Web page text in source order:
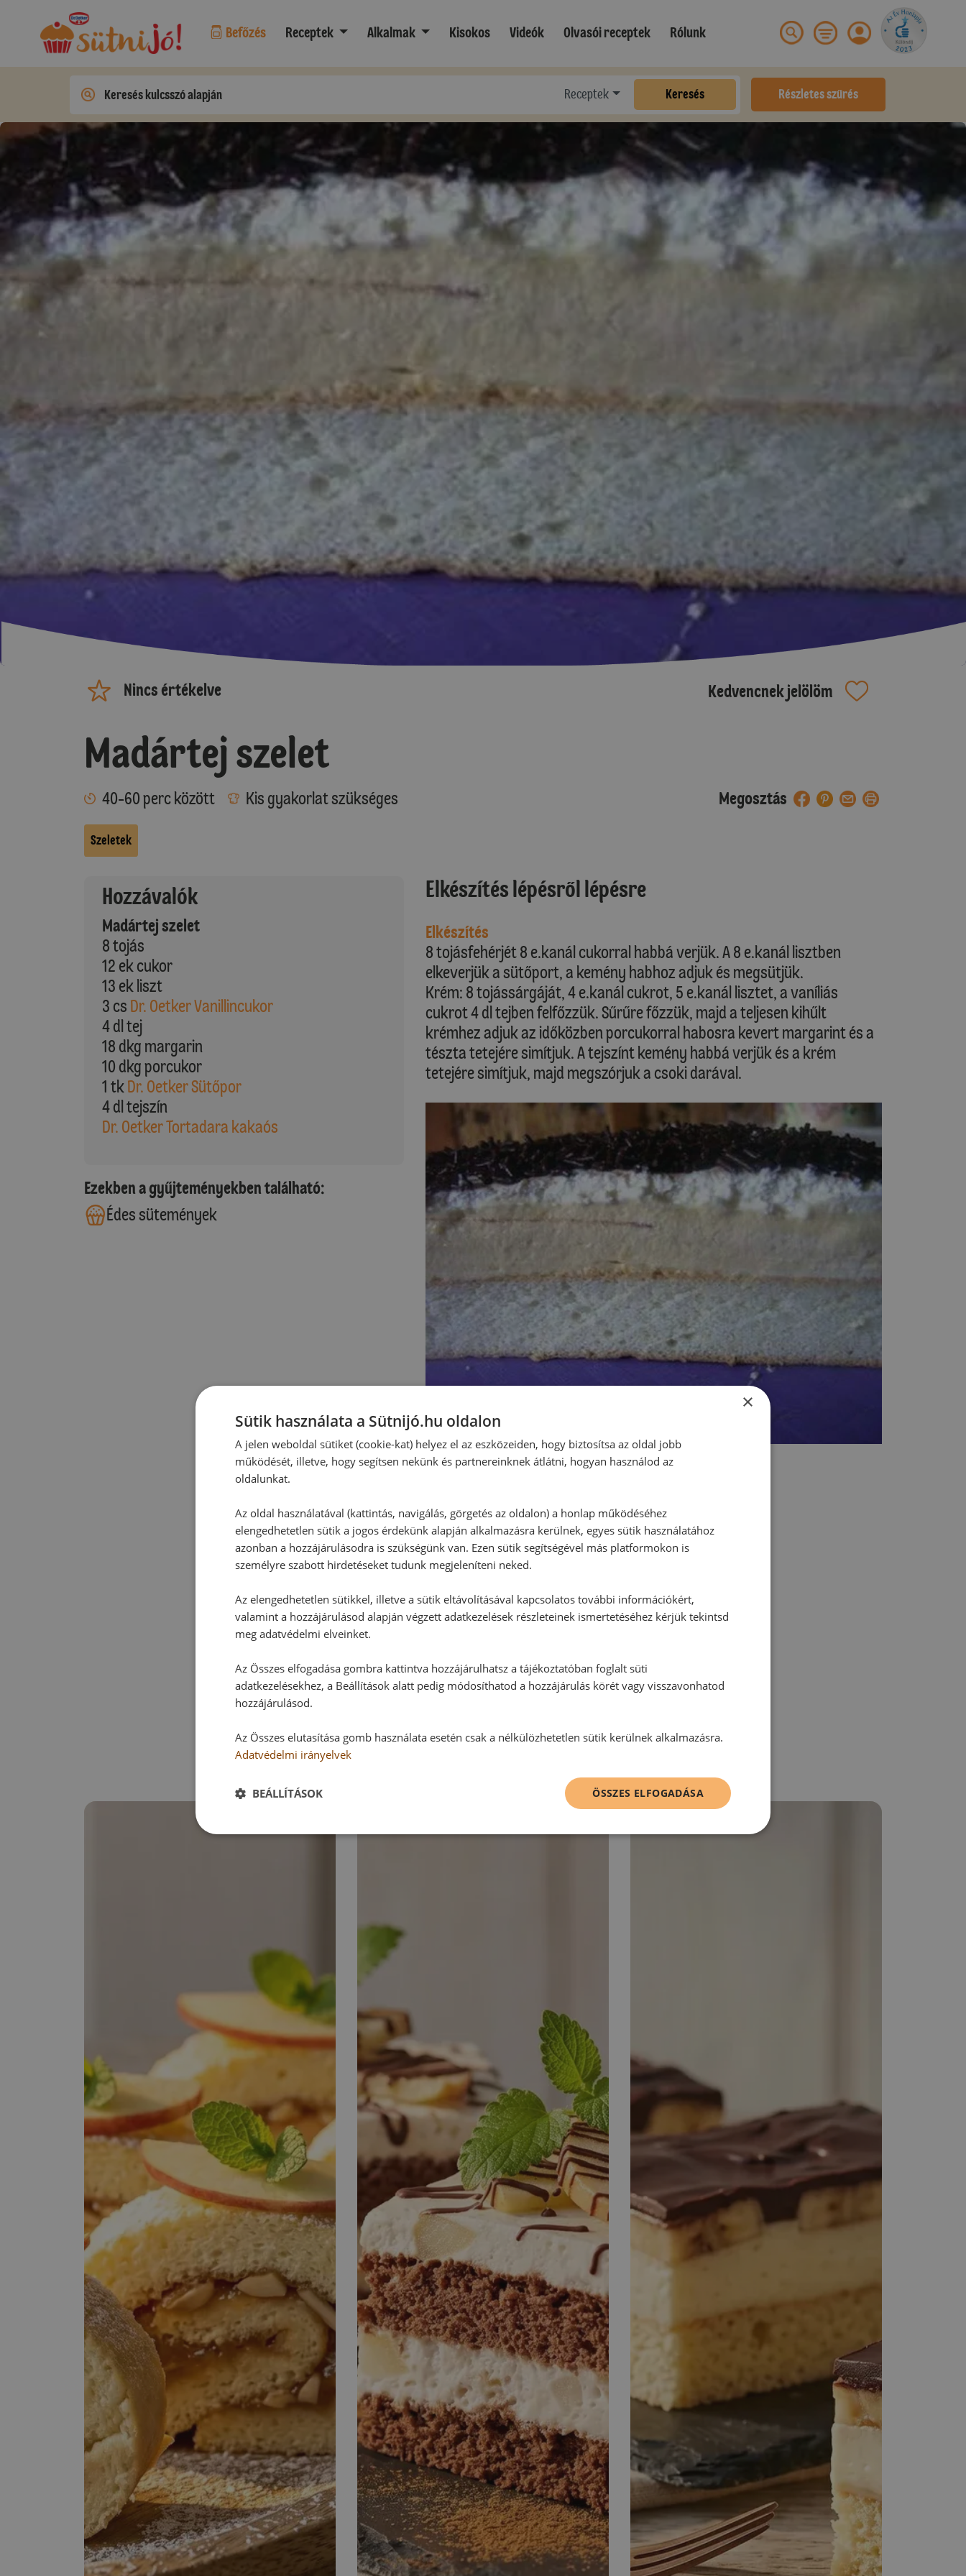
Befőzés Receptek Alkalmak Kisokos Videók Olvasói receptek Rólunk
Receptek Keresés Részletes szűrés
Nincs értékelve Kedvencnek jelölöm
Madártej szelet
40-60 perc között Kis gyakorlat szükséges Megosztás
Szeletek
Hozzávalók
Madártej szelet
8 tojás
12 ek cukor
13 ek liszt
3 cs Dr. Oetker Vanillincukor
4 dl tej
18 dkg margarin
10 dkg porcukor
1 tkDr. Oetker Sütőpor
4 dl tejszín
Dr. Oetker Tortadara kakaós
Ezekben a gyűjteményekben található:
Édes sütemények
Elkészítés lépésről lépésre
Elkészítés
8 tojásfehérjét 8 e.kanál cukorral habbá verjük. A 8 e.kanál lisztben
elkeverjük a sütőport, a kemény habhoz adjuk és megsütjük.
Krém: 8 tojássárgáját, 4 e.kanál cukrot, 5 e.kanál lisztet, a vaníliás
cukrot 4 dl tejben felfőzzük. Sűrűre főzzük, majd a teljesen kihűlt
krémhez adjuk az időközben porcukorral habosra kevert margarint és a
tészta tetejére simítjuk. A tejszínt kemény habbá verjük és a krém
tetejére simítjuk, majd megszórjuk a csoki darával.
Hozzászólások
Ehhez a recepthez még nem érkezett hozzászólás.
Hozzászólás írása
Vélemény írásához, kérjük, jelentkezz be!
RECEPTAJÁNLÓ
×
Sütik használata a Sütnijó.hu oldalon
A jelen weboldal sütiket (cookie-kat) helyez el az eszközeiden, hogy biztosítsa az oldal jobb
működését, illetve, hogy segítsen nekünk és partnereinknek átlátni, hogyan használod az
oldalunkat.
Az oldal használatával (kattintás, navigálás, görgetés az oldalon) a honlap működéséhez
elengedhetetlen sütik a jogos érdekünk alapján alkalmazásra kerülnek, egyes sütik használatához
azonban a hozzájárulásodra is szükségünk van. Ezen sütik segítségével más platformokon is
személyre szabott hirdetéseket tudunk megjeleníteni neked.
Az elengedhetetlen sütikkel, illetve a sütik eltávolításával kapcsolatos további információkért,
valamint a hozzájárulásod alapján végzett adatkezelések részleteinek ismertetéséhez kérjük tekintsd
meg adatvédelmi elveinket.
Az Összes elfogadása gombra kattintva hozzájárulhatsz a tájékoztatóban foglalt süti
adatkezelésekhez, a Beállítások alatt pedig módosíthatod a hozzájárulás körét vagy visszavonhatod
hozzájárulásod.
Az Összes elutasítása gomb használata esetén csak a nélkülözhetetlen sütik kerülnek alkalmazásra.
Adatvédelmi irányelvek
ÖSSZES ELFOGADÁSA
BEÁLLÍTÁSOK